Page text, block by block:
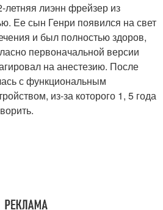
летняя лиэнн фрейзер из
Ее сын Генри появился на свет
и был полностью здоров,
первоначальной версии
на анестезию. После
с функциональным
из-за которого 1, 5 года